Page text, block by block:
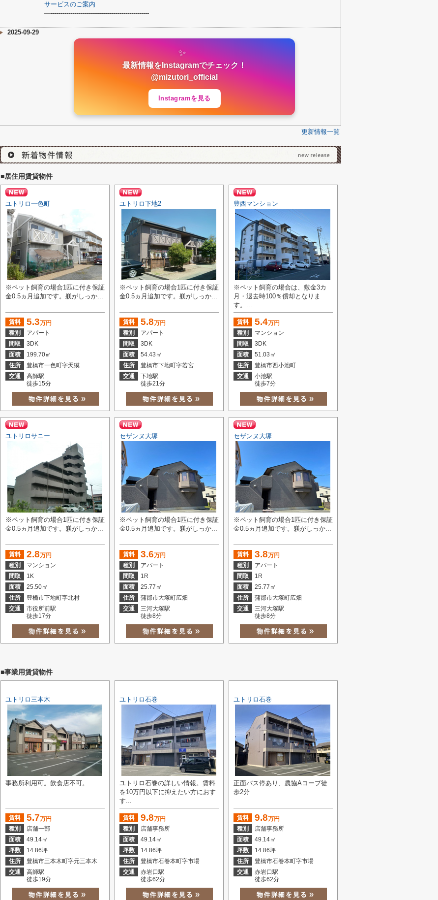
サービスのご案内
―--------------------------------------------------
2025-09-29
✨
最新情報をInstagramでチェック！
@mizutori_official
Instagramを見る
更新情報一覧
■居住用賃貸物件
ユトリロ一色町
※ペット飼育の場合1匹に付き保証
金0.5ヵ月追加です。躾がしっか...
賃料 5.3万円
種別
アパート
間取
3DK
面積
199.70㎡
住所
豊橋市一色町字天獏
交通
高師駅
徒歩15分
ユトリロ下地2
※ペット飼育の場合1匹に付き保証
金0.5ヵ月追加です。躾がしっか...
賃料 5.8万円
種別
アパート
間取
3DK
面積
54.43㎡
住所
豊橋市下地町字若宮
交通
下地駅
徒歩21分
豊西マンション
※ペット飼育の場合は、敷金3カ
月・退去時100％償却となりま
す。...
賃料 5.4万円
種別
マンション
間取
3DK
面積
51.03㎡
住所
豊橋市西小池町
交通
小池駅
徒歩7分
ユトリロサニー
※ペット飼育の場合1匹に付き保証
金0.5ヵ月追加です。躾がしっか...
賃料 2.8万円
種別
マンション
間取
1K
面積
25.50㎡
住所
豊橋市下地町字北村
交通
市役所前駅
徒歩17分
セザンヌ大塚
※ペット飼育の場合1匹に付き保証
金0.5ヵ月追加です。躾がしっか...
賃料 3.6万円
種別
アパート
間取
1R
面積
25.77㎡
住所
蒲郡市大塚町広畑
交通
三河大塚駅
徒歩8分
セザンヌ大塚
※ペット飼育の場合1匹に付き保証
金0.5ヵ月追加です。躾がしっか...
賃料 3.8万円
種別
アパート
間取
1R
面積
25.77㎡
住所
蒲郡市大塚町広畑
交通
三河大塚駅
徒歩8分
■事業用賃貸物件
ユトリロ三本木
事務所利用可。飲食店不可。
賃料 5.7万円
種別
店舗一部
面積
49.14㎡
坪数
14.86坪
住所
豊橋市三本木町字元三本木
交通
高師駅
徒歩19分
ユトリロ石巻
ユトリロ石巻の詳しい情報。賃料
を10万円以下に抑えたい方におす
す...
賃料 9.8万円
種別
店舗事務所
面積
49.14㎡
坪数
14.86坪
住所
豊橋市石巻本町字市場
交通
赤岩口駅
徒歩62分
ユトリロ石巻
正面バス停あり、農協Aコープ徒
歩2分
賃料 9.8万円
種別
店舗事務所
面積
49.14㎡
坪数
14.86坪
住所
豊橋市石巻本町字市場
交通
赤岩口駅
徒歩62分